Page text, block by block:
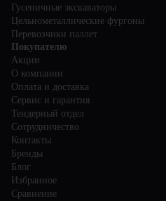
Гусеничные экскаваторы
Цельнометаллические фургоны
Перевозчики паллет
Покупателю
Акции
О компании
Оплата и доставка
Сервис и гарантия
Тендерный отдел
Сотрудничество
Контакты
Бренды
Блог
Избранное
Сравнение